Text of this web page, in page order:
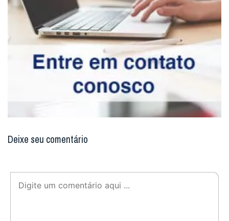
Deixe seu comentário